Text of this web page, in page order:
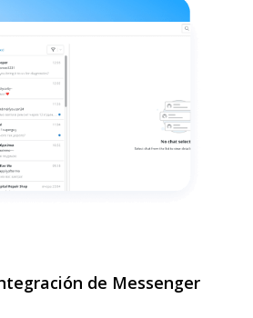
de Messenger